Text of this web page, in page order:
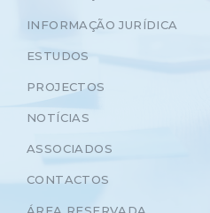
INFORMAÇÃO JURÍDICA
ESTUDOS
PROJECTOS
NOTÍCIAS
ASSOCIADOS
CONTACTOS